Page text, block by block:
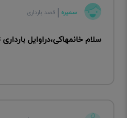
سمیره قصد بارداری
سلام خانمهاکی،دراوایل